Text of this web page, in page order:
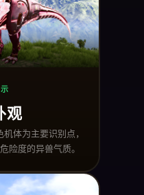
观
体为主要识别点，
险度的异兽气质。